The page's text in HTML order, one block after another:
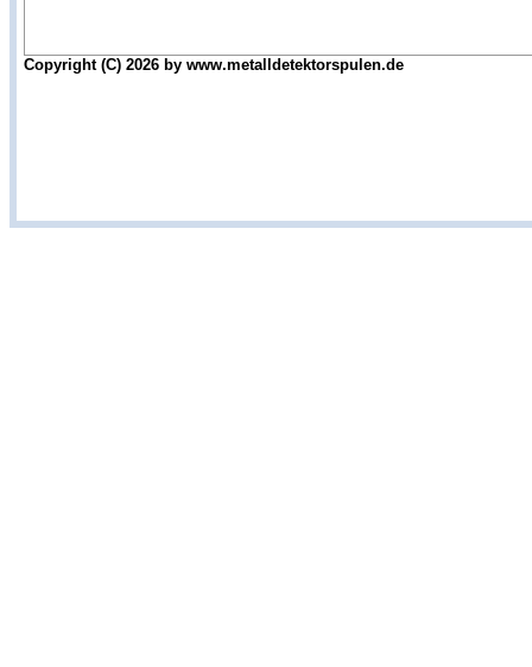
Copyright (C) 2026 by www.metalldetektorspulen.de